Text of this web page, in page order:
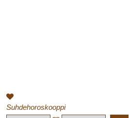
Suhdehoroskooppi